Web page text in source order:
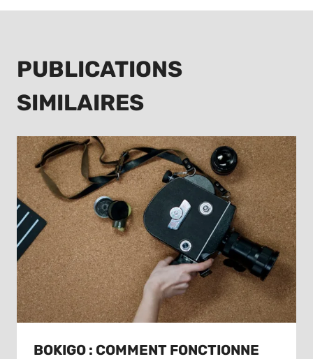
PUBLICATIONS
SIMILAIRES
BOKIGO : COMMENT FONCTIONNE